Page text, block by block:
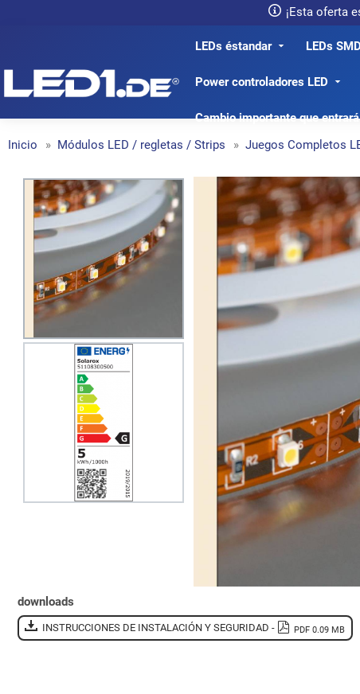
¡Esta oferta
LEDs éstandar LEDs SMD
Power controladores LED
Cambio importante que
Inicio Módulos LED / regletas / Strips Juegos Completos
downloads
INSTRUCCIONES DE INSTALACIÓN Y SEGURIDAD - PDF 0.09 MB